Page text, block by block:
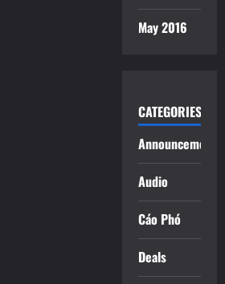
May 2016
CATEGORIES
Announcements
Audio
Cáo Phó
Deals